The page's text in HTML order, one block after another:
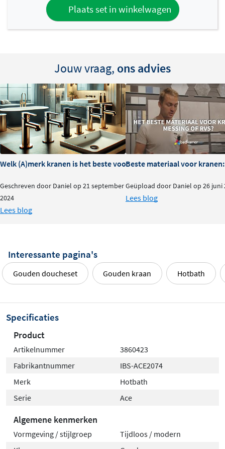
Plaats set in winkelwagen
Jouw vraag, ons advies
Welk (A)merk kranen is het beste voor je badkamer?
Geschreven door Daniel op 21 september
2024
Lees blog
Beste materiaal voor kranen:
Geüpload door Daniel op 26 juni
Lees blog
Interessante pagina's
Gouden doucheset Gouden kraan Hotbath
Specificaties
Product
Artikelnummer
3860423
Fabrikantnummer
IBS-ACE2074
Merk
Hotbath
Serie
Ace
Algemene kenmerken
Vormgeving / stijlgroep
Tijdloos / modern